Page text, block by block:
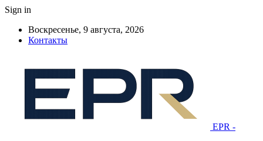
Sign in
Воскресенье, 9 августа, 2026
Контакты
EPR -